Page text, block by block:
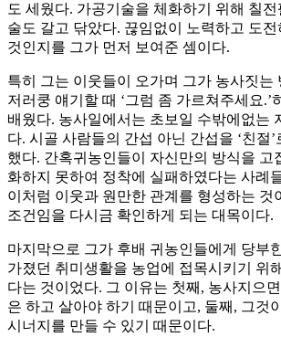
도 세웠다. 가공기술을 체화하기 위해 칠전
술도 갈고 닦았다. 끊임없이 노력하고 도
것인지를 그가 먼저 보여준 셈이다.
특히 그는 이웃들이 오가며 그가 농사짓는
저러쿵 얘기할 때 ‘그럼 좀 가르쳐주세요.’
배웠다. 농사일에서는 초보일 수밖에없는
다. 시골 사람들의 간섭 아닌 간섭을 ‘친절
했다. 간혹귀농인들이 자신만의 방식을 고
화하지 못하여 정착에 실패하였다는 사례
이처럼 이웃과 원만한 관계를 형성하는 것
조건임을 다시금 확인하게 되는 대목이다.
마지막으로 그가 후배 귀농인들에게 당부
가졌던 취미생활을 농업에 접목시키기 위
다는 것이었다. 그 이유는 첫째, 농사지으
은 하고 살아야 하기 때문이고, 둘째, 그것
시너지를 만들 수 있기 때문이다.